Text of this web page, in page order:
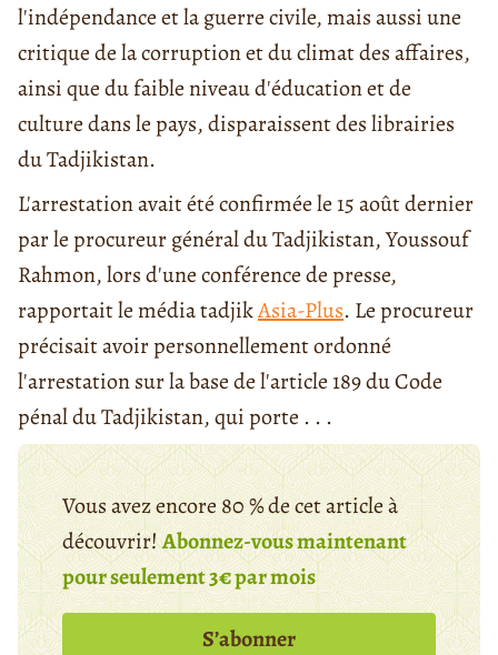
l'indépendance et la guerre civile, mais aussi une
critique de la corruption et du climat des affaires,
ainsi que du faible niveau d'éducation et de
culture dans le pays, disparaissent des librairies
du Tadjikistan.
L'arrestation avait été confirmée le 15 août dernier
par le procureur général du Tadjikistan, Youssouf
Rahmon, lors d'une conférence de presse,
rapportait le média tadjikAsia-Plus. Le procureur
précisait avoir personnellement ordonné
l'arrestation sur la base de l'article 189 du Code
pénal du Tadjikistan, qui porte . . .
Vous avez encore 80 % de cet article à
découvrir!Abonnez-vous maintenant
pour seulement 3€ par mois
S’abonner